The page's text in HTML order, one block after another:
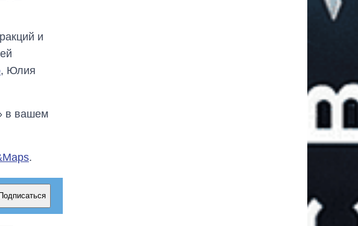
и
, Юлия
в вашем
.
Подписаться